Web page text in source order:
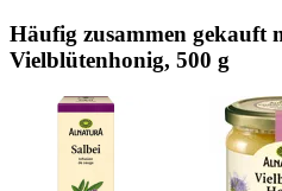
Häufig zusammen gekauft
Vielblütenhonig, 500 g